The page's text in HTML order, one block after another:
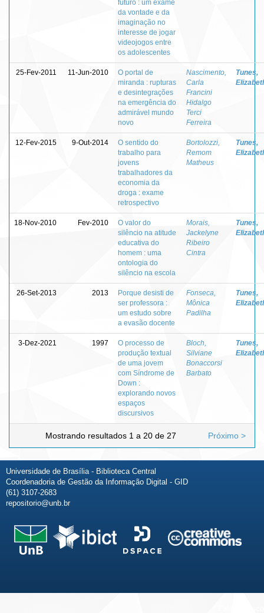
futuro : um exame
da vontade e da
imaginação no
interesse de jogar
videojogos entre
os adolescentes
25-Fev-2011 11-Jun-2010
O portal de
miranda : rupturas
e desintegrações
na emergência do
admirável mundo
novo
Nascimento,
Carla
Francini
Hidalgo
Terci
Ferreira
Tunes,
12-Fev-2015 9-Out-2014
O sentido do
trabalho para
jovens
trabalhadores da
economia da
droga : exame
retrospectivo
Bortolozzi,
Remom
Matheus
Tunes,
18-Nov-2010 Fev-2010
O valor do
silêncio na atitude
educativa do
homem : uma
ontologia do
silêncio na escola
Morais,
Jackelyne
Ribeiro
Cintra
Tunes,
26-Set-2013 2013
Porque desisti de
ser professora :
um estudo sobre
a evasão docente
Fonseca,
Mônica
Padilha
Tunes,
3-Dez-2021 1997
O processo de
produção textual
de uma jovem
com Síndrome de
Down :
explorando novos
espaços
discursivos
Bloch,
Silviane
Bonaccorsi
Barbato
Tunes,
Mostrando resultados 1 a 20 de 27 Próximo >
Universidade de Brasília - Biblioteca Central
Coordenadoria de Gestão da Informação Digital - GID
(61) 3107-2683
repositorio@unb.br